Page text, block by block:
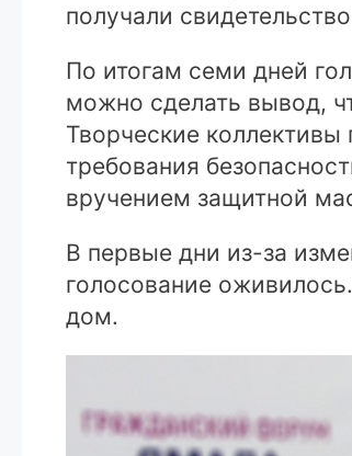
получали
По итогам семи дней
можно сделать вывод,
Творческие
требования
вручением защитной
В первые дни из-за
голосование
дом.